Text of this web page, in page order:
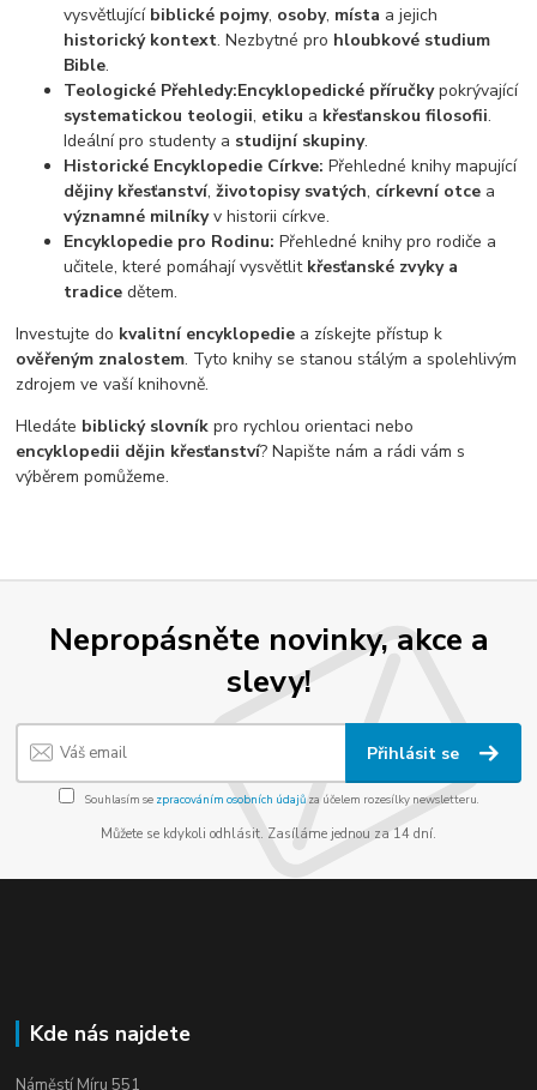
vysvětlující biblické pojmy, osoby, místa a jejich
historický kontext. Nezbytné pro hloubkové studium
Bible.
Teologické Přehledy:Encyklopedické příručkypokrývající
systematickou teologii, etiku a křesťanskou filosofii.
Ideální pro studenty a studijní skupiny.
Historické Encyklopedie Církve: Přehledné knihy mapující
dějiny křesťanství,životopisy svatých, církevní otce a
významné milníkyv historii církve.
Encyklopedie pro Rodinu: Přehledné knihy pro rodiče a
učitele, které pomáhají vysvětlit křesťanské zvyky a
tradice dětem.
Investujte do kvalitní encyklopedie a získejte přístup k
ověřeným znalostem. Tyto knihy se stanou stálým a spolehlivým
zdrojem ve vaší knihovně.
Hledáte biblický slovník pro rychlou orientaci nebo
encyklopedii dějin křesťanství? Napište nám a rádi vám s
výběrem pomůžeme.
Nepropásněte novinky, akce a
slevy!
Přihlásit se
Souhlasím se zpracováním osobních údajůza účelem rozesílky newsletteru.
Můžete se kdykoli odhlásit. Zasíláme jednou za 14 dní.
Kde nás najdete
Náměstí Míru 551